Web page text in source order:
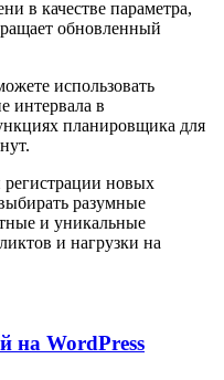
в качестве параметра,
обновленный
использовать
интервала в
планировщика для
новых
разумные
и уникальные
и нагрузки на
на WordPress